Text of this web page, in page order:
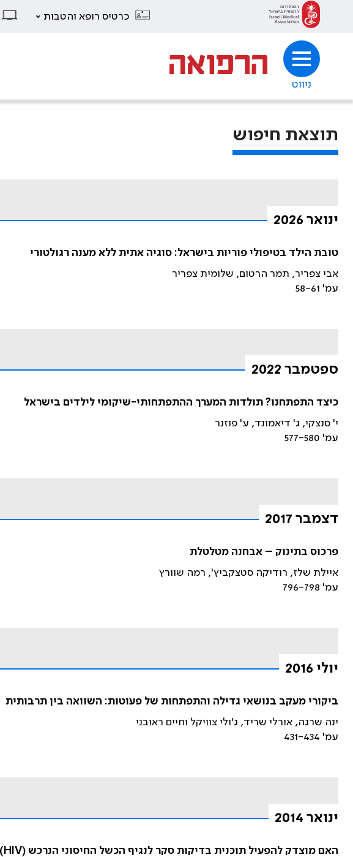
כרטיס רופא והטבות
ניווט
תוצאת חיפוש
ינואר 2026
טובת הילד בטיפולי פוריות בישראל: סוגיה אתית ללא מענה רגולטורי
אבי צפריר, תמר הרטום, שלומית צפריר
עמ' 58-61
ספטמבר 2022
כיצד התפתחנו? תולדות המערך ההתפתחותי-שיקומי לילדים בישראל
י' סנצקי, ג' דיאמונד, ע' פוזנר
עמ' 577-580
דצמבר 2017
פרכוס בתינוק – אבחנה מטלטלת
איילת שלז, רודיקה סטצקביץ', רמה שוורץ
עמ' 796-798
יולי 2016
ביקורי מעקב בנושאי גדילה והתפתחות של פעוטות: השוואה בין תרבותית
ינה שרגה, אורלי שריד, ג'ולי צוויקל וחיים ראובני
עמ' 431-434
ינואר 2014
האם מוצדק להפעיל תוכנית בדיקות סקר לנגיף הכשל החיסוני הנרכש (HIV) בנשים הרות בישראל?